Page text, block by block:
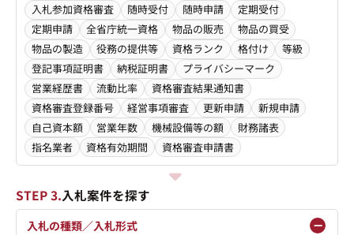
入札参加資格審査 随時受付 随時申請
定期受付
定期申請
全省庁統一資格 物品の販売
物品の買受
物品の製造
役務の提供等 資格ランク 格付け
等級
登記事項証明書
納税証明書
プライバシーマーク
営業経歴書
流動比率
資格審査結果通知書
資格審査登録番号
経営事項審査 更新申請
新規申請
自己資本額
営業年数 機械設備等の額
財務諸表
指名業者
資格有効期間 資格審査申請書
STEP 3.入札案件を探す
入札の種類／入札形式